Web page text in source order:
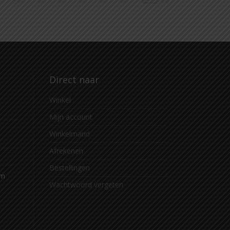
Direct naar
Winkel
Mijn account
Winkelmand
Afrekenen
Bestellingen
Wachtwoord vergeten